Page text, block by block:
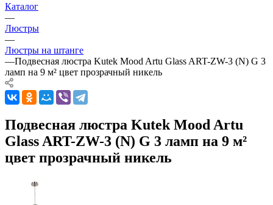
Каталог
—
Люстры
—
Люстры на штанге
—Подвесная люстра Kutek Mood Artu Glass ART-ZW-3 (N) G 3
ламп на 9 м² цвет прозрачный никель
Подвесная люстра Kutek Mood Artu
Glass ART-ZW-3 (N) G 3 ламп на 9 м²
цвет прозрачный никель